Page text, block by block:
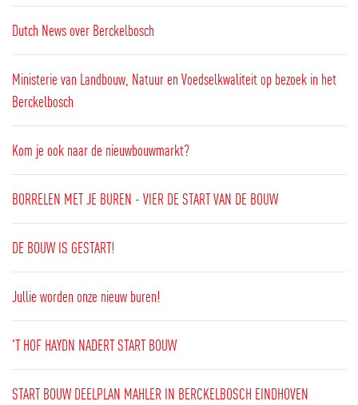
Dutch News over Berckelbosch
Ministerie van Landbouw, Natuur en Voedselkwaliteit op bezoek in het
Berckelbosch
Kom je ook naar de nieuwbouwmarkt?
BORRELEN MET JE BUREN - VIER DE START VAN DE BOUW
DE BOUW IS GESTART!
Jullie worden onze nieuw buren!
'T HOF HAYDN NADERT START BOUW
START BOUW DEELPLAN MAHLER IN BERCKELBOSCH EINDHOVEN